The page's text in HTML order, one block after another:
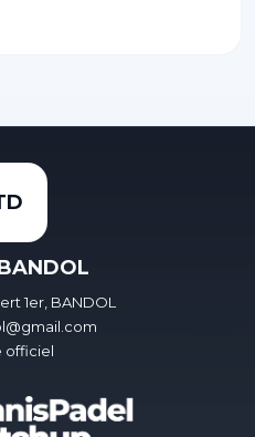
1er, BANDOL
officiel